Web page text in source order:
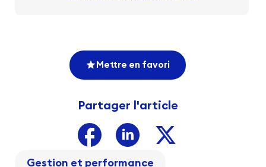
Mettre en favori
Partager l'article
Gestion et performance